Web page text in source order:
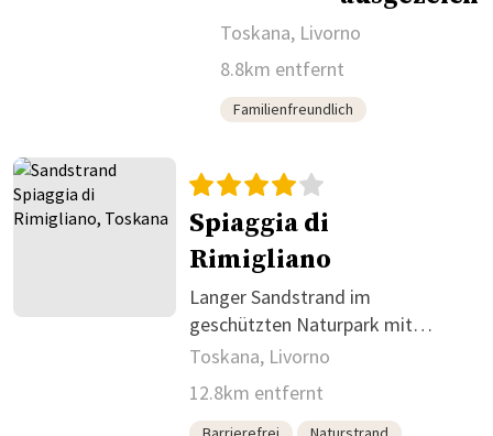
Toskana, Livorno
8.8km entfernt
Familienfreundlich
Spiaggia di
Rimigliano
Langer Sandstrand im
geschützten Naturpark mit
Sommerinfrastruktur
Toskana, Livorno
12.8km entfernt